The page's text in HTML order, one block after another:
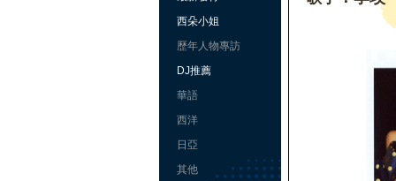
西朵小姐
歷年人物專訪
DJ推薦
華語
西洋
日亞
其他